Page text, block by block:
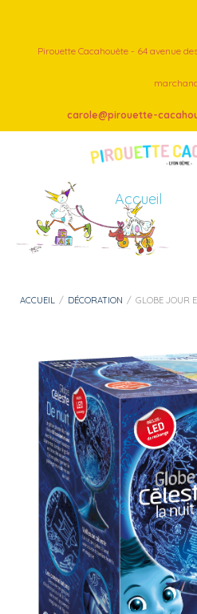
Pirouette Cacahouète - 64 avenue
carole@pirouette-
Accueil
ACCUEIL / DÉCORATION / GLOBE JOUR